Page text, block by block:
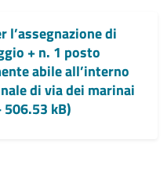
l’assegnazione di
+ n. 1 posto
abile all’interno
di via dei marinai
kB)